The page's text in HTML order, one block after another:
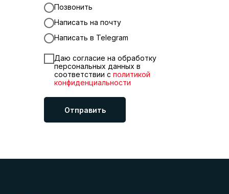
Позвонить
Написать на почту
Написать в Telegram
Даю согласие на обработку
персональных данных в
соответствии с политикой
конфиденциальности
Отправить